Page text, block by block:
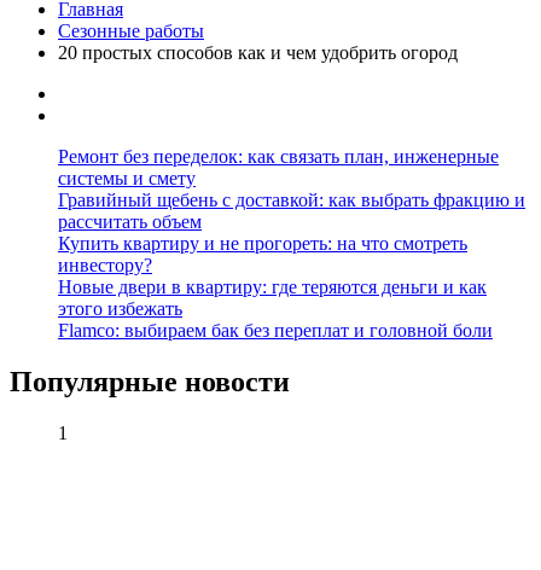
Главная
Сезонные работы
20 простых способов как и чем удобрить огород
Ремонт без переделок: как связать план, инженерные
системы и смету
Гравийный щебень с доставкой: как выбрать фракцию и
рассчитать объем
Купить квартиру и не прогореть: на что смотреть
инвестору?
Новые двери в квартиру: где теряются деньги и как
этого избежать
Flamco: выбираем бак без переплат и головной боли
Популярные новости
1